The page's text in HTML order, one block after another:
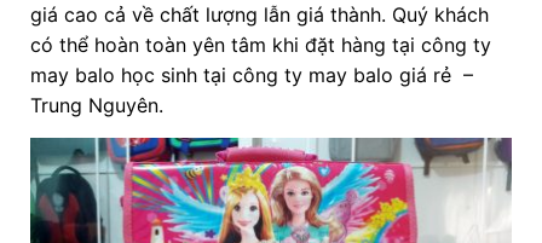
giá cao cả về chất lượng lẫn giá thành. Quý khách
có thể hoàn toàn yên tâm khi đặt hàng tại công ty
may balo học sinh tại công ty may balo giá rẻ –
Trung Nguyên.